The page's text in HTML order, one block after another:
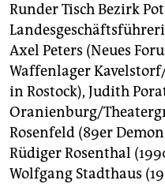
Runder Tisch Bezirk
Axel Peters (Neues
Waffenlager
in Rostock), Judith
Oranienburg/
Rosenfeld (89er
Rüdiger Rosenthal
Wolfgang Stadthaus